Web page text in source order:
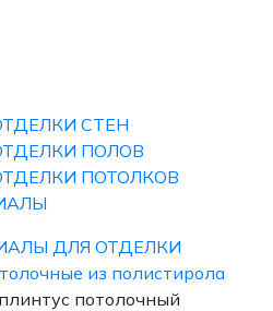
СТЕН
ПОЛОВ
ПОТОЛКОВ
ДЛЯ ОТДЕЛКИ
из полистирола
потолочный